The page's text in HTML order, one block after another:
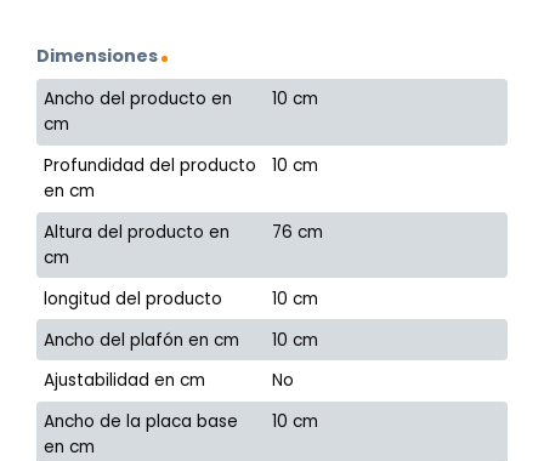
Dimensiones
Ancho del producto en
cm
10 cm
Profundidad del producto
en cm
10 cm
Altura del producto en
cm
76 cm
longitud del producto
10 cm
Ancho del plafón en cm
10 cm
Ajustabilidad en cm
No
Ancho de la placa base
en cm
10 cm